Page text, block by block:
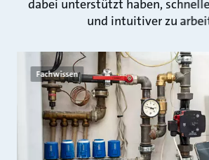
dabei unterstützt haben,
und intuitiver zu
Fachwissen